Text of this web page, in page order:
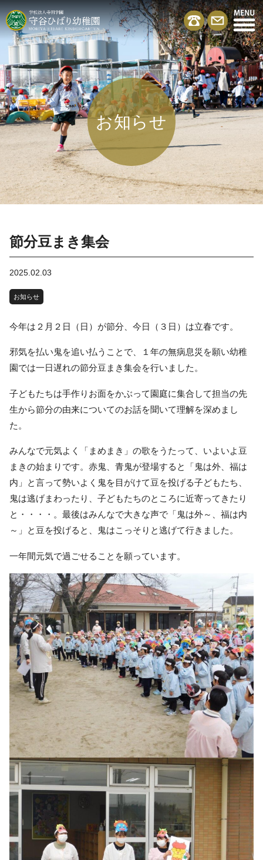
お知らせ
節分豆まき集会
2025.02.03
お知らせ
今年は２月２日（日）が節分、今日（３日）は立春です。
邪気を払い鬼を追い払うことで、１年の無病息災を願い幼稚
園では一日遅れの節分豆まき集会を行いました。
子どもたちは手作りお面をかぶって園庭に集合して担当の先
生から節分の由来についてのお話を聞いて理解を深めまし
た。
みんなで元気よく「まめまき」の歌をうたって、いよいよ豆
まきの始まりです。赤鬼、青鬼が登場すると「鬼は外、福は
内」と言って勢いよく鬼を目がけて豆を投げる子どもたち、
鬼は逃げまわったり、子どもたちのところに近寄ってきたり
と・・・・。最後はみんなで大きな声で「鬼は外～、福は内
～」と豆を投げると、鬼はこっそりと逃げて行きました。
一年間元気で過ごせることを願っています。